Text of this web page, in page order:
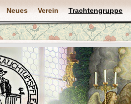
Neues Verein Trachtengruppe